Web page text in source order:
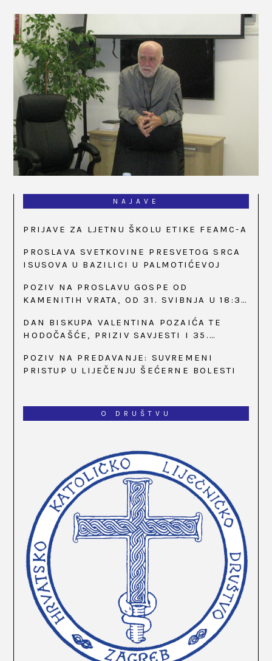
NAJAVE
PRIJAVE ZA LJETNU ŠKOLU ETIKE FEAMC-A
PROSLAVA SVETKOVINE PRESVETOG SRCA
ISUSOVA U BAZILICI U PALMOTIĆEVOJ
POZIV NA PROSLAVU GOSPE OD
KAMENITIH VRATA, OD 31. SVIBNJA U 18:30
DAN BISKUPA VALENTINA POZAIĆA TE
HODOČAŠĆE, PRIZIV SAVJESTI I 35.
BISTRICI, OD 15. DO 17. SVIBNJA
POZIV NA PREDAVANJE: SUVREMENI
PRISTUP U LIJEČENJU ŠEĆERNE BOLESTI
O DRUŠTVU